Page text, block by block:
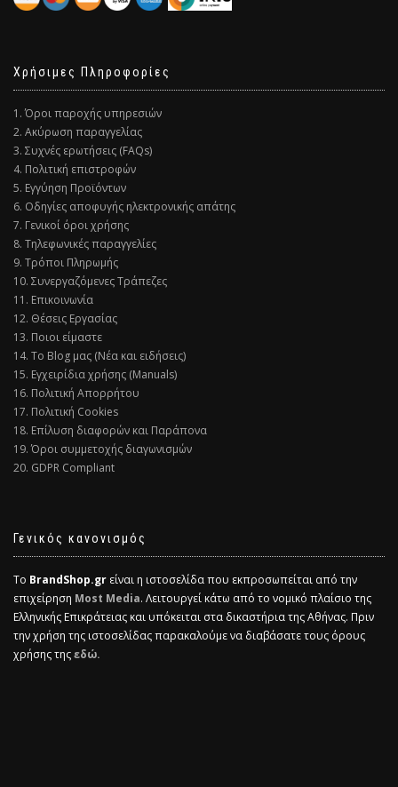
Χρήσιμες Πληροφορίες
1. Όροι παροχής υπηρεσιών
2. Ακύρωση παραγγελίας
3. Συχνές ερωτήσεις (FAQs)
4. Πολιτική επιστροφών
5. Εγγύηση Προϊόντων
6. Οδηγίες αποφυγής ηλεκτρονικής απάτης
7. Γενικοί όροι χρήσης
8. Τηλεφωνικές παραγγελίες
9. Τρόποι Πληρωμής
10. Συνεργαζόμενες Τράπεζες
11. Επικοινωνία
12. Θέσεις Εργασίας
13. Ποιοι είμαστε
14. Το Blog μας (Νέα και ειδήσεις)
15. Εγχειρίδια χρήσης (Manuals)
16. Πολιτική Απορρήτου
17. Πολιτική Cookies
18. Επίλυση διαφορών και Παράπονα
19. Όροι συμμετοχής διαγωνισμών
20. GDPR Compliant
Γενικός κανονισμός
Το BrandShop.gr είναι η ιστοσελίδα που εκπροσωπείται από την
επιχείρηση Most Media. Λειτουργεί κάτω από το νομικό πλαίσιο της
Ελληνικής Επικράτειας και υπόκειται στα δικαστήρια της Αθήνας. Πριν
την χρήση της ιστοσελίδας παρακαλούμε να διαβάσατε τους όρους
χρήσης τηςεδώ.